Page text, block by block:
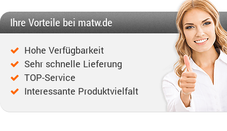
Ihre Vorteile bei matw.de
Hohe Verfügbarkeit
Sehr schnelle Lieferung
TOP-Service
Interessante Produktvielfalt